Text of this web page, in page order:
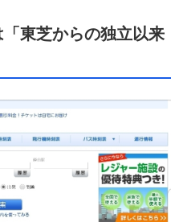
東芝からの独立以来